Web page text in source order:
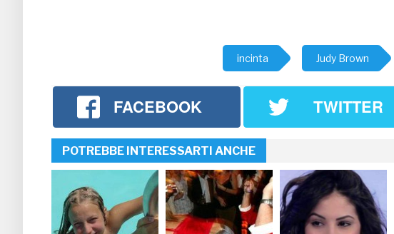
incinta Judy Brown
FACEBOOK TWITTER
POTREBBE INTERESSARTI ANCHE